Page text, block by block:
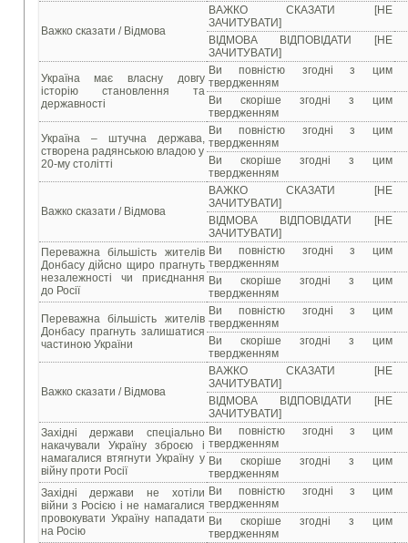
Важко сказати / Відмова
ВАЖКО СКАЗАТИ [НЕ
ЗАЧИТУВАТИ]
ВІДМОВА ВІДПОВІДАТИ [НЕ
ЗАЧИТУВАТИ]
Україна має власну довгу
історію становлення та
державності
Ви повністю згодні з цим
твердженням
Ви скоріше згодні з цим
твердженням
Україна – штучна держава,
створена радянською владою у
20-му столітті
Ви повністю згодні з цим
твердженням
Ви скоріше згодні з цим
твердженням
Важко сказати / Відмова
ВАЖКО СКАЗАТИ [НЕ
ЗАЧИТУВАТИ]
ВІДМОВА ВІДПОВІДАТИ [НЕ
ЗАЧИТУВАТИ]
Переважна більшість жителів
Донбасу дійсно щиро прагнуть
незалежності чи приєднання
до Росії
Ви повністю згодні з цим
твердженням
Ви скоріше згодні з цим
твердженням
Переважна більшість жителів
Донбасу прагнуть залишатися
частиною України
Ви повністю згодні з цим
твердженням
Ви скоріше згодні з цим
твердженням
Важко сказати / Відмова
ВАЖКО СКАЗАТИ [НЕ
ЗАЧИТУВАТИ]
ВІДМОВА ВІДПОВІДАТИ [НЕ
ЗАЧИТУВАТИ]
Західні держави спеціально
накачували Україну зброєю і
намагалися втягнути Україну у
війну проти Росії
Ви повністю згодні з цим
твердженням
Ви скоріше згодні з цим
твердженням
Західні держави не хотіли
війни з Росією і не намагалися
провокувати Україну нападати
на Росію
Ви повністю згодні з цим
твердженням
Ви скоріше згодні з цим
твердженням